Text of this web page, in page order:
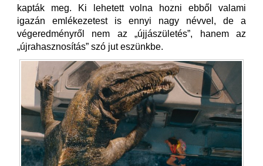
kapták meg. Ki lehetett volna hozni ebből valami
igazán emlékezetest is ennyi nagy névvel, de a
végeredményről nem az „újjászületés”, hanem az
„újrahasznosítás” szó jut eszünkbe.